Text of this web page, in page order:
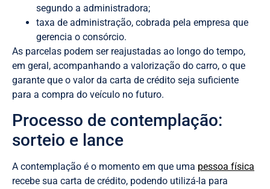
segundo a administradora;
taxa de administração, cobrada pela empresa que
gerencia o consórcio.
As parcelas podem ser reajustadas ao longo do tempo,
em geral, acompanhando a valorização do carro, o que
garante que o valor da carta de crédito seja suficiente
para a compra do veículo no futuro.
Processo de contemplação:
sorteio e lance
A contemplação é o momento em que uma pessoa física
recebe sua carta de crédito, podendo utilizá-la para